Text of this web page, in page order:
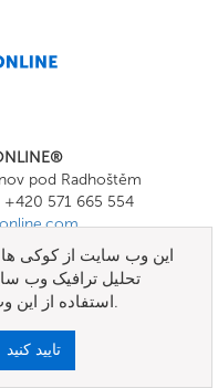
pod Radhoštěm
+420 571 665 554
این وب سایت از کوکی ها
تحلیل ترافیک وب
استفاده از این وب سایت با آن موافق هستید.
تایید کنید